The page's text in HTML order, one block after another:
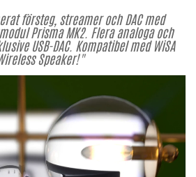
försteg, streamer och DAC med
Prisma MK2. Flera analoga och
USB-DAC. Kompatibel med WiSA
Speaker!"